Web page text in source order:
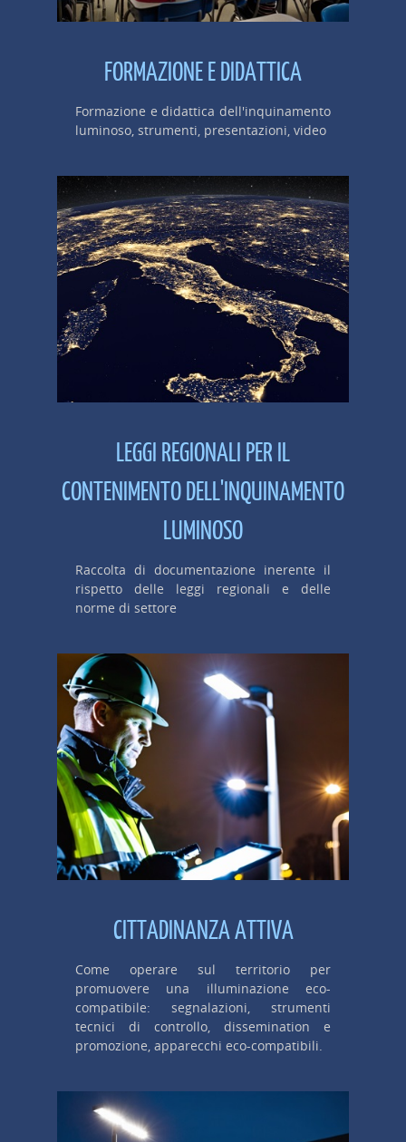
FORMAZIONE E DIDATTICA
Formazione e didattica dell'inquinamento
luminoso, strumenti, presentazioni, video
LEGGI REGIONALI PER IL
CONTENIMENTO DELL'INQUINAMENTO
LUMINOSO
Raccolta di documentazione inerente il
rispetto delle leggi regionali e delle
norme di settore
CITTADINANZA ATTIVA
Come operare sul territorio per
promuovere una illuminazione eco-
compatibile: segnalazioni, strumenti
tecnici di controllo, dissemination e
promozione, apparecchi eco-compatibili.